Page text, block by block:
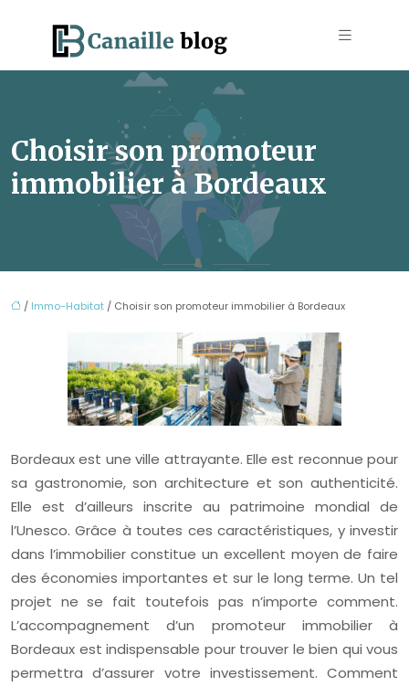
Choisir son promoteur
immobilier à Bordeaux
/ Immo-Habitat / Choisir son promoteur immobilier à Bordeaux
Bordeaux est une ville attrayante. Elle est reconnue pour
sa gastronomie, son architecture et son authenticité.
Elle est d’ailleurs inscrite au patrimoine mondial de
l’Unesco. Grâce à toutes ces caractéristiques, y investir
dans l’immobilier constitue un excellent moyen de faire
des économies importantes et sur le long terme. Un tel
projet ne se fait toutefois pas n’importe comment.
L’accompagnement d’un promoteur immobilier à
Bordeaux est indispensable pour trouver le bien qui vous
permettra d’assurer votre investissement. Comment